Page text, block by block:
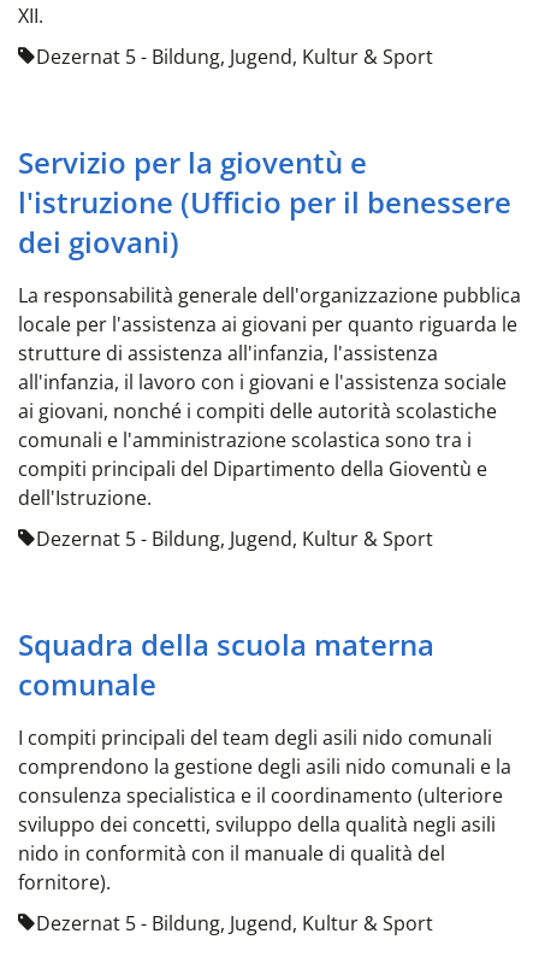
XII.
Dezernat 5 - Bildung, Jugend, Kultur & Sport
Servizio per la gioventù e
l'istruzione (Ufficio per il benessere
dei giovani)
La responsabilità generale dell'organizzazione pubblica
locale per l'assistenza ai giovani per quanto riguarda le
strutture di assistenza all'infanzia, l'assistenza
all'infanzia, il lavoro con i giovani e l'assistenza sociale
ai giovani, nonché i compiti delle autorità scolastiche
comunali e l'amministrazione scolastica sono tra i
compiti principali del Dipartimento della Gioventù e
dell'Istruzione.
Dezernat 5 - Bildung, Jugend, Kultur & Sport
Squadra della scuola materna
comunale
I compiti principali del team degli asili nido comunali
comprendono la gestione degli asili nido comunali e la
consulenza specialistica e il coordinamento (ulteriore
sviluppo dei concetti, sviluppo della qualità negli asili
nido in conformità con il manuale di qualità del
fornitore).
Dezernat 5 - Bildung, Jugend, Kultur & Sport